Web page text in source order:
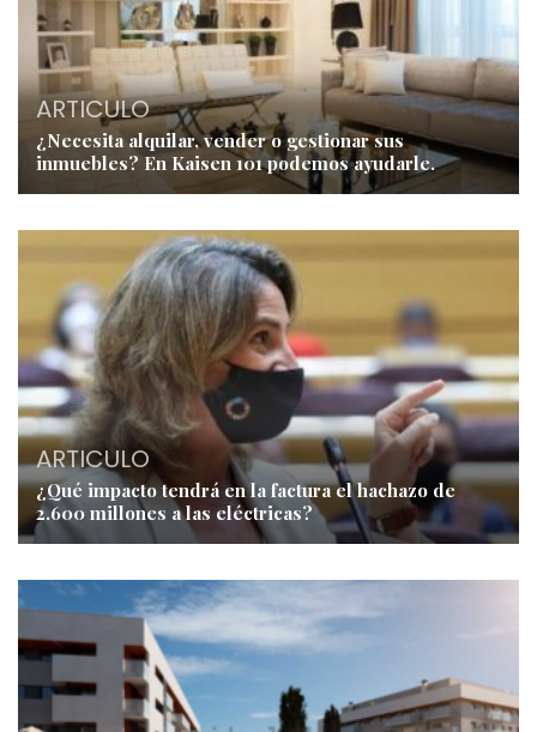
ARTICULO
¿Necesita alquilar, vender o gestionar sus
inmuebles? En Kaisen 101 podemos ayudarle.
ARTICULO
¿Qué impacto tendrá en la factura el hachazo de
2.600 millones a las eléctricas?